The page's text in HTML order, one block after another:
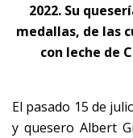
2022. Su
medallas, de las
con leche de
El pasado 15 de
y quesero Albert